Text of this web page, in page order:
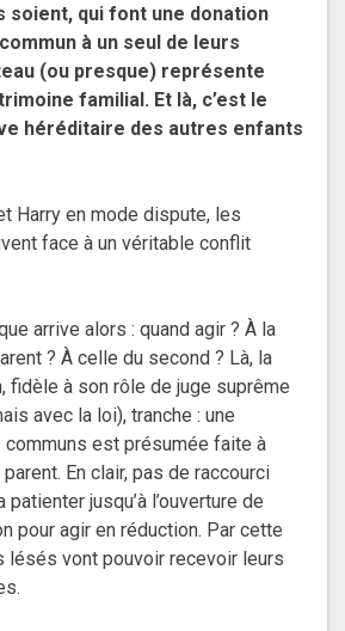
soient, qui font une donation
à un seul de leurs
(ou presque) représente
familial. Et là, c’est le
héréditaire des autres enfants
Harry en mode dispute, les
face à un véritable conflit
arrive alors : quand agir ? À la
? À celle du second ? Là, la
fidèle à son rôle de juge suprême
avec la loi), tranche : une
est présumée faite à
En clair, pas de raccourci
jusqu’à l’ouverture de
pour agir en réduction. Par cette
lésés vont pouvoir recevoir leurs